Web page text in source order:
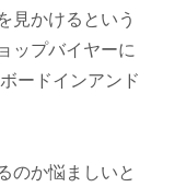
見かけるという
ップバイヤーに
ードインアンド
のか悩ましいと